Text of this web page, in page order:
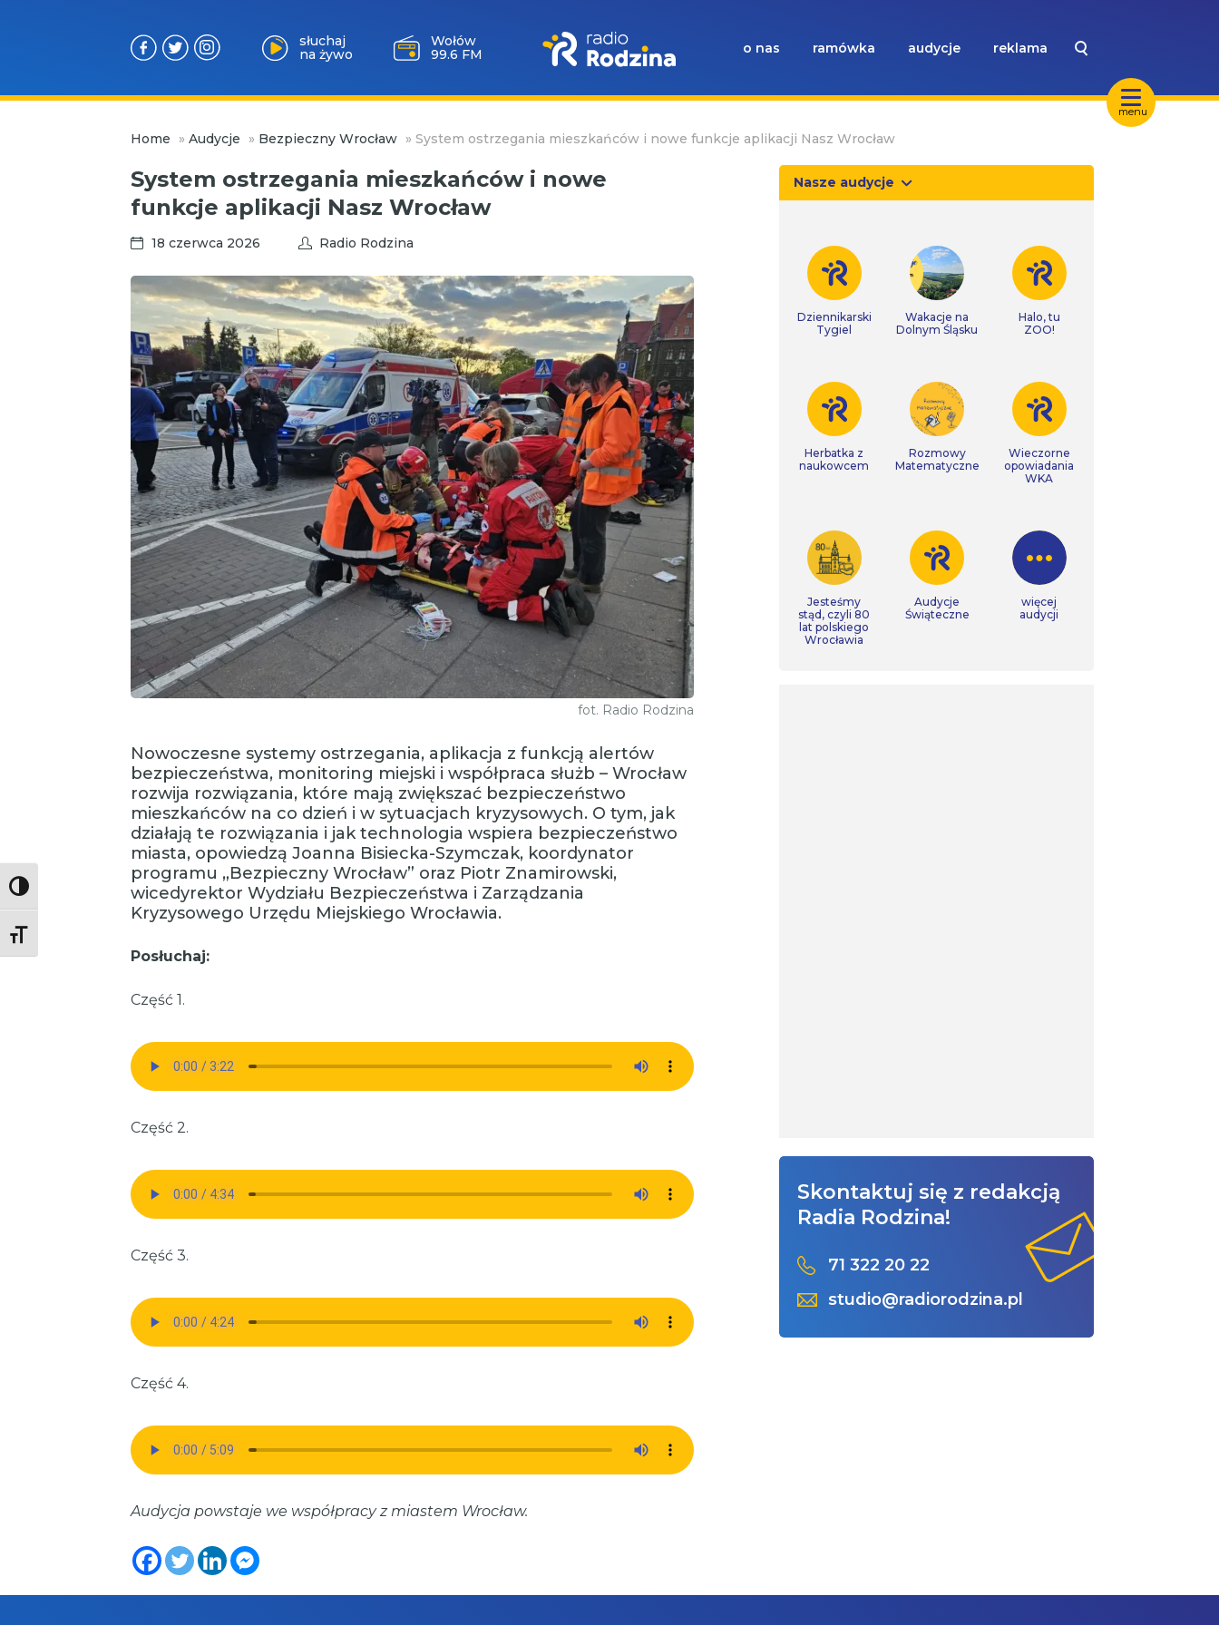
Toggle High Contrast
Toggle Font size
menu
słuchaj
na żywo
Wołów
99.6 FM
o nas ramówka audycje reklama
Home » Audycje » Bezpieczny Wrocław » System ostrzegania mieszkańców i nowe funkcje aplikacji Nasz Wrocław
System ostrzegania mieszkańców i nowe
funkcje aplikacji Nasz Wrocław
18 czerwca 2026 Radio Rodzina
fot. Radio Rodzina
Nowoczesne systemy ostrzegania, aplikacja z funkcją alertów
bezpieczeństwa, monitoring miejski i współpraca służb – Wrocław
rozwija rozwiązania, które mają zwiększać bezpieczeństwo
mieszkańców na co dzień i w sytuacjach kryzysowych. O tym, jak
działają te rozwiązania i jak technologia wspiera bezpieczeństwo
miasta, opowiedzą Joanna Bisiecka-Szymczak, koordynator
programu „Bezpieczny Wrocław” oraz Piotr Znamirowski,
wicedyrektor Wydziału Bezpieczeństwa i Zarządzania
Kryzysowego Urzędu Miejskiego Wrocławia.
Posłuchaj:
Część 1.
Część 2.
Część 3.
Część 4.
Audycja powstaje we współpracy z miastem Wrocław.
Nasze audycje
Dziennikarski
Tygiel
Wakacje na
Dolnym Śląsku
Halo, tu
ZOO!
Herbatka z
naukowcem
Rozmowy
Matematyczne
Wieczorne
opowiadania
WKA
Jesteśmy
stąd, czyli 80
lat polskiego
Wrocławia
Audycje
Świąteczne
więcej
audycji
Skontaktuj się z redakcją
Radia Rodzina!
71 322 20 22
studio@radiorodzina.pl